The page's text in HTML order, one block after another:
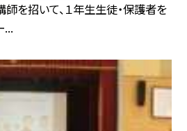
師を招いて、１年生生徒・保護者を
...